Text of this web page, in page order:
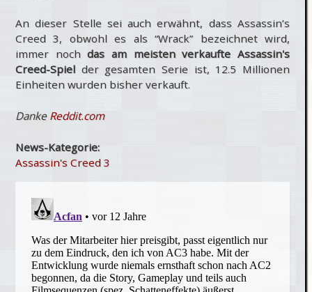
An dieser Stelle sei auch erwähnt, dass Assassin’s
Creed 3, obwohl es als “Wrack” bezeichnet wird,
immer nochdas am meisten verkaufte Assassin's
Creed-Spielder gesamten Serie ist, 12.5 Millionen
Einheiten wurden bisher verkauft.
Danke Reddit.com
News-Kategorie:
Assassin's Creed 3